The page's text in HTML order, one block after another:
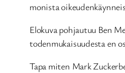
monista
Elokuva pohjautuu Ben
todenmukaisuudesta en
Tapa miten Mark